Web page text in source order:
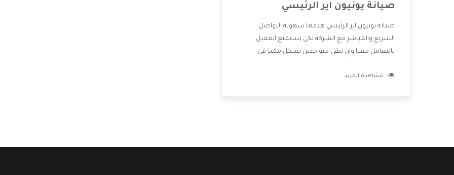
صيانة يونيون اير الرئيسي
صيانة يونيون اير الرئيسي هدفها سهولة التواصل
السريع والمباشر مع الشركة لكى يستمتع العميل
بالتعامل معنا وان نبقى متواجدين بشكل مميز فى
للعميل وان يستمتع بالخدمات التى تنفرد الشركة بها
مشاهدة المزيد